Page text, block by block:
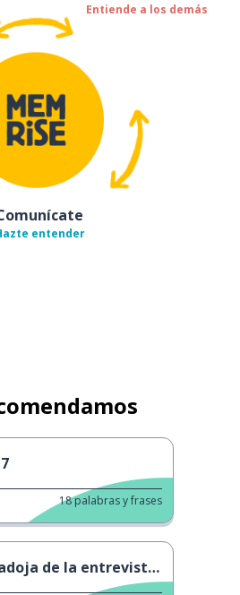
Entiende a los demás
entender
18palabras y frases
de la entrevista de trabajo